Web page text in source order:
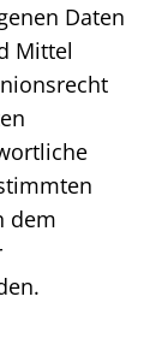
Daten
Mittel
dem